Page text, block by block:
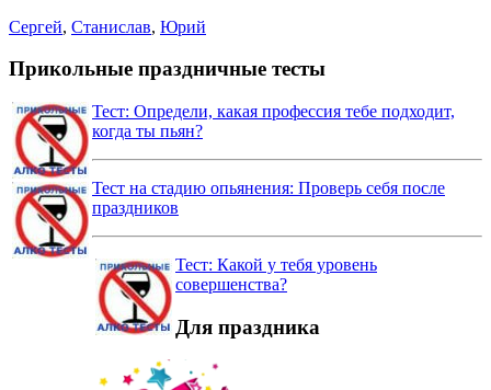
Сергей, Станислав, Юрий
Прикольные праздничные тесты
Тест: Определи, какая профессия тебе подходит,
когда ты пьян?
Тест на стадию опьянения: Проверь себя после
праздников
Тест: Какой у тебя уровень
совершенства?
Для праздника